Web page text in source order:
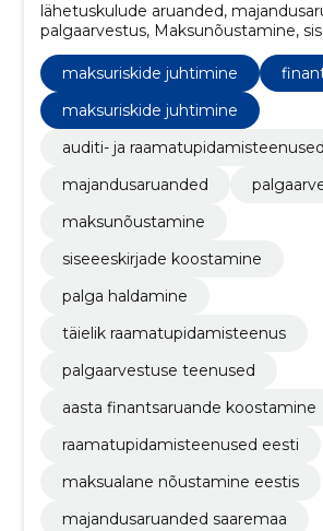
lähetuskulude aruanded,
palgaarvestus, Maksunõustamine,
koostamine, palga haldamine, täielik
raamatupidamisteenus,
aasta finantsaruande koostamine,
raamatupidamisteenused Eesti
maksuriskide juhtimine
maksuriskide juhtimine
auditi- ja raamatupidamisteenused
majandusaruanded
maksunõustamine
siseeeskirjade koostamine
palga haldamine
täielik raamatupidamisteenus
palgaarvestuse teenused
aasta finantsaruande koostamine
raamatupidamisteenused eesti
maksualane nõustamine eestis
majandusaruanded saaremaa